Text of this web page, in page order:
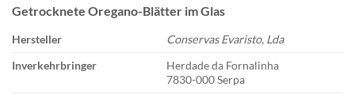
Getrocknete Oregano-Blätter im Glas
Hersteller
Conservas Evaristo, Lda
Inverkehrbringer
Herdade da Fornalinha
7830-000 Serpa